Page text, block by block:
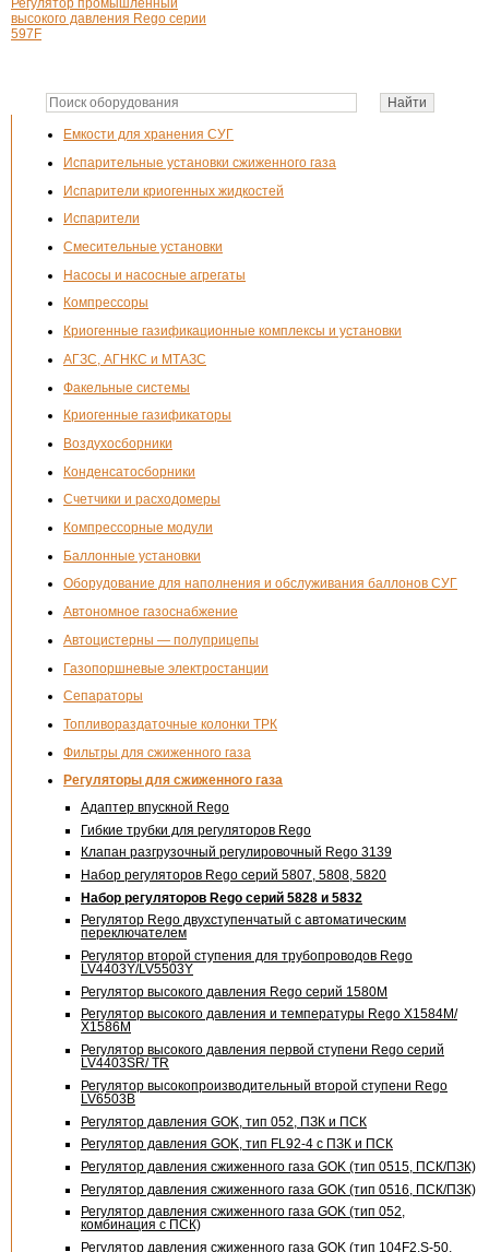
Емкости для хранения СУГ
Испарительные установки сжиженного газа
Испарители криогенных жидкостей
Испарители
Смесительные установки
Насосы и насосные агрегаты
Компрессоры
Криогенные газификационные комплексы и установки
АГЗС, АГНКС и МТАЗС
Факельные системы
Криогенные газификаторы
Воздухосборники
Конденсатосборники
Счетчики и расходомеры
Компрессорные модули
Баллонные установки
Оборудование для наполнения и обслуживания баллонов СУГ
Автономное газоснабжение
Автоцистерны — полуприцепы
Газопоршневые электростанции
Сепараторы
Топливораздаточные колонки ТРК
Фильтры для сжиженного газа
Регуляторы для сжиженного газа
Адаптер впускной Rego
Гибкие трубки для регуляторов Rego
Клапан разгрузочный регулировочный Rego 3139
Набор регуляторов Rego серий 5807, 5808, 5820
Набор регуляторов Rego серий 5828 и 5832
Регулятор Rego двухступенчатый с автоматическим
переключателем
Регулятор второй ступения для трубопроводов Rego
LV4403Y/LV5503Y
Регулятор высокого давления Rego серий 1580М
Регулятор высокого давления и температуры Rego X1584M/
X1586M
Регулятор высокого давления первой ступени Rego серий
LV4403SR/ TR
Регулятор высокопроизводительный второй ступени Rego
LV6503B
Регулятор давления GOK, тип 052, ПЗК и ПСК
Регулятор давления GOK, тип FL92-4 с ПЗК и ПСК
Регулятор давления сжиженного газа GOK (тип 0515, ПСК/ПЗК)
Регулятор давления сжиженного газа GOK (тип 0516, ПСК/ПЗК)
Регулятор давления сжиженного газа GOK (тип 052,
комбинация с ПСК)
Регулятор давления сжиженного газа GOK (тип 104F2.S-50,
Регулятор промышленный
высокого давления Rego серии
597F